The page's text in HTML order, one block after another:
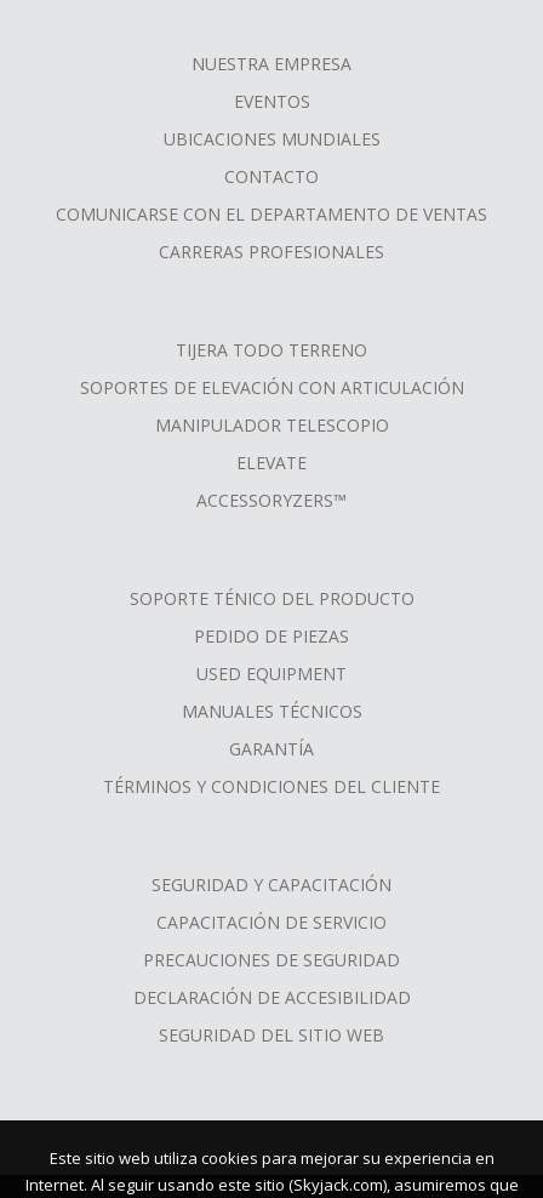
NUESTRA EMPRESA
EVENTOS
UBICACIONES MUNDIALES
CONTACTO
COMUNICARSE CON EL DEPARTAMENTO DE VENTAS
CARRERAS PROFESIONALES
TIJERA TODO TERRENO
SOPORTES DE ELEVACIÓN CON ARTICULACIÓN
MANIPULADOR TELESCOPIO
ELEVATE
ACCESSORYZERS™
SOPORTE TÉNICO DEL PRODUCTO
PEDIDO DE PIEZAS
USED EQUIPMENT
MANUALES TÉCNICOS
GARANTÍA
TÉRMINOS Y CONDICIONES DEL CLIENTE
SEGURIDAD Y CAPACITACIÓN
CAPACITACIÓN DE SERVICIO
PRECAUCIONES DE SEGURIDAD
DECLARACIÓN DE ACCESIBILIDAD
SEGURIDAD DEL SITIO WEB
Este sitio web utiliza cookies para mejorar su experiencia en
Internet. Al seguir usando este sitio (Skyjack.com), asumiremos que